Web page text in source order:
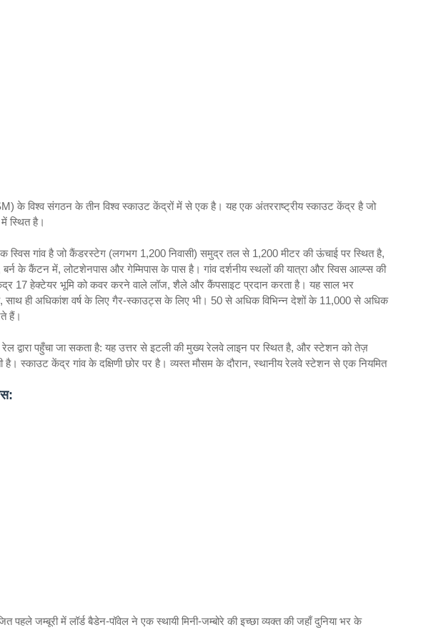
के विश्व संगठन के तीन विश्व स्काउट केंद्रों में से एक है। यह एक अंतरराष्ट्रीय स्काउट केंद्र है जो
स्थित है।
स्विस गांव है जो कैंडरस्टेग (लगभग 1,200 निवासी) समुद्र तल से 1,200 मीटर की ऊंचाई पर स्थित है,
बर्न के कैंटन में, लोटशेनपास और गेम्मिपास के पास है। गांव दर्शनीय स्थलों की यात्रा और स्विस आल्प्स की
17 हेक्टेयर भूमि को कवर करने वाले लॉज, शैले और कैंपसाइट प्रदान करता है। यह साल भर
साथ ही अधिकांश वर्ष के लिए गैर-स्काउट्स के लिए भी। 50 से अधिक विभिन्न देशों के 11,000 से अधिक
हैं।
पहुँचा जा सकता है: यह उत्तर से इटली की मुख्य रेलवे लाइन पर स्थित है, और स्टेशन को तेज़
है। स्काउट केंद्र गांव के दक्षिणी छोर पर है। व्यस्त मौसम के दौरान, स्थानीय रेलवे स्टेशन से एक नियमित
पहले जम्बूरी में लॉर्ड बैडेन-पॉवेल ने एक स्थायी मिनी-जम्बोरे की इच्छा व्यक्त की जहाँ दुनिया भर के